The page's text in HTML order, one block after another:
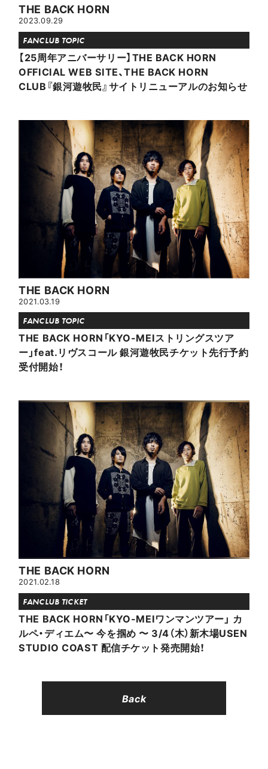
THE BACK HORN
2023.09.29
FANCLUB TOPIC
【25周年アニバーサリー】THE BACK HORN
OFFICIAL WEB SITE、THE BACK HORN
CLUB『銀河遊牧民』サイトリニューアルのお知らせ
THE BACK HORN
2021.03.19
FANCLUB TOPIC
THE BACK HORN「KYO-MEIストリングスツア
ー」feat.リヴスコール 銀河遊牧民チケット先行予約
受付開始！
THE BACK HORN
2021.02.18
FANCLUB TICKET
THE BACK HORN「KYO-MEIワンマンツアー」 カ
ルペ・ディエム〜 今を掴め 〜 3/4（木）新木場USEN
STUDIO COAST 配信チケット発売開始！
Back